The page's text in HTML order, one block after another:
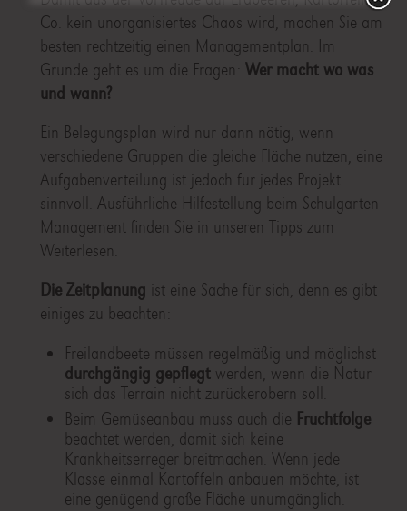
Co. kein unorganisiertes Chaos wird, machen Sie am
besten rechtzeitig einen Managementplan. Im
Grunde geht es um die Fragen: Wer macht wo was
und wann?
Ein Belegungsplan wird nur dann nötig, wenn
verschiedene Gruppen die gleiche Fläche nutzen, eine
Aufgabenverteilung ist jedoch für jedes Projekt
sinnvoll. Ausführliche Hilfestellung beim Schulgarten-
Management finden Sie in unseren Tipps zum
Weiterlesen.
Die Zeitplanung ist eine Sache für sich, denn es gibt
einiges zu beachten:
Freilandbeete müssen regelmäßig und möglichst
durchgängig gepflegtwerden, wenn die Natur
sich das Terrain nicht zurückerobern soll.
Beim Gemüseanbau muss auch die Fruchtfolge
beachtet werden, damit sich keine
Krankheitserreger breitmachen. Wenn jede
Klasse einmal Kartoffeln anbauen möchte, ist
eine genügend große Fläche unumgänglich.